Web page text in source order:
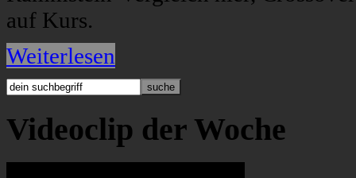
auf Kurs.
Weiterlesen
Videoclip der Woche